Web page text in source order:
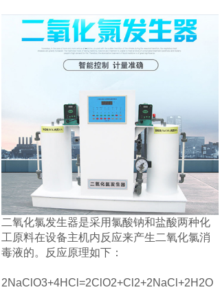
二氧化氯发生器是采用氯酸钠和盐酸两种化
工原料在设备主机内反应来产生二氧化氯消
毒液的。反应原理如下：
2NaClO3+4HCl=2ClO2+Cl2+2NaCl+2H2O